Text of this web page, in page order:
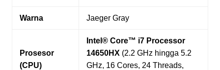
Warna Jaeger Gray
Prosesor
(CPU)
Intel® Core™ i7 Processor
14650HX (2.2 GHz hingga 5.2
GHz, 16 Cores, 24 Threads,